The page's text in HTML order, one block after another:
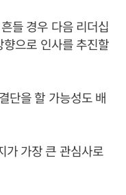
들 경우 다음 리더십
으로 인사를 추진할
단을 할 가능성도 배
가 가장 큰 관심사로